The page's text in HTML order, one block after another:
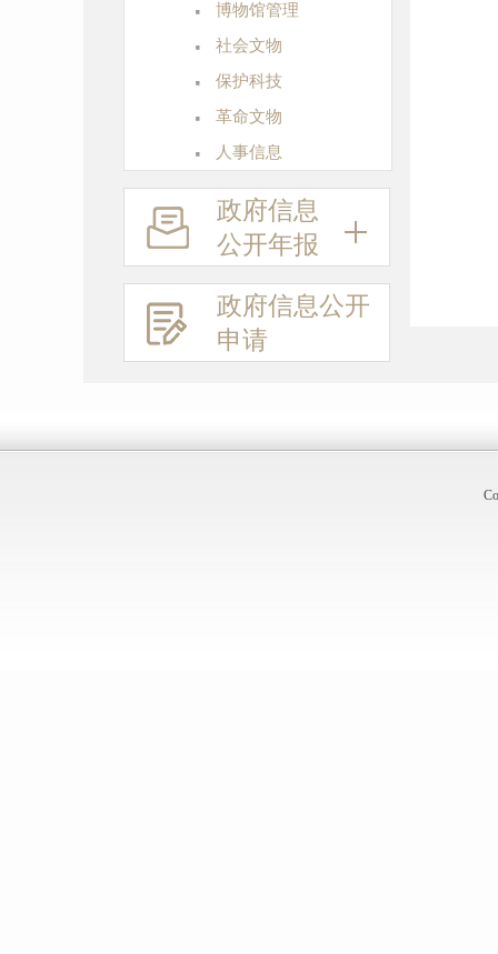
· 博物馆管理
· 社会文物
· 保护科技
· 革命文物
· 人事信息
政府信息
公开年报
政府信息公开
申请